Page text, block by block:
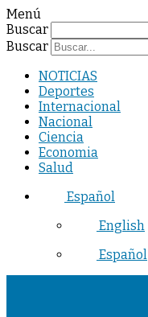
Menú
Buscar
Buscar
NOTICIAS
Deportes
Internacional
Nacional
Ciencia
Economia
Salud
Español
English
Español